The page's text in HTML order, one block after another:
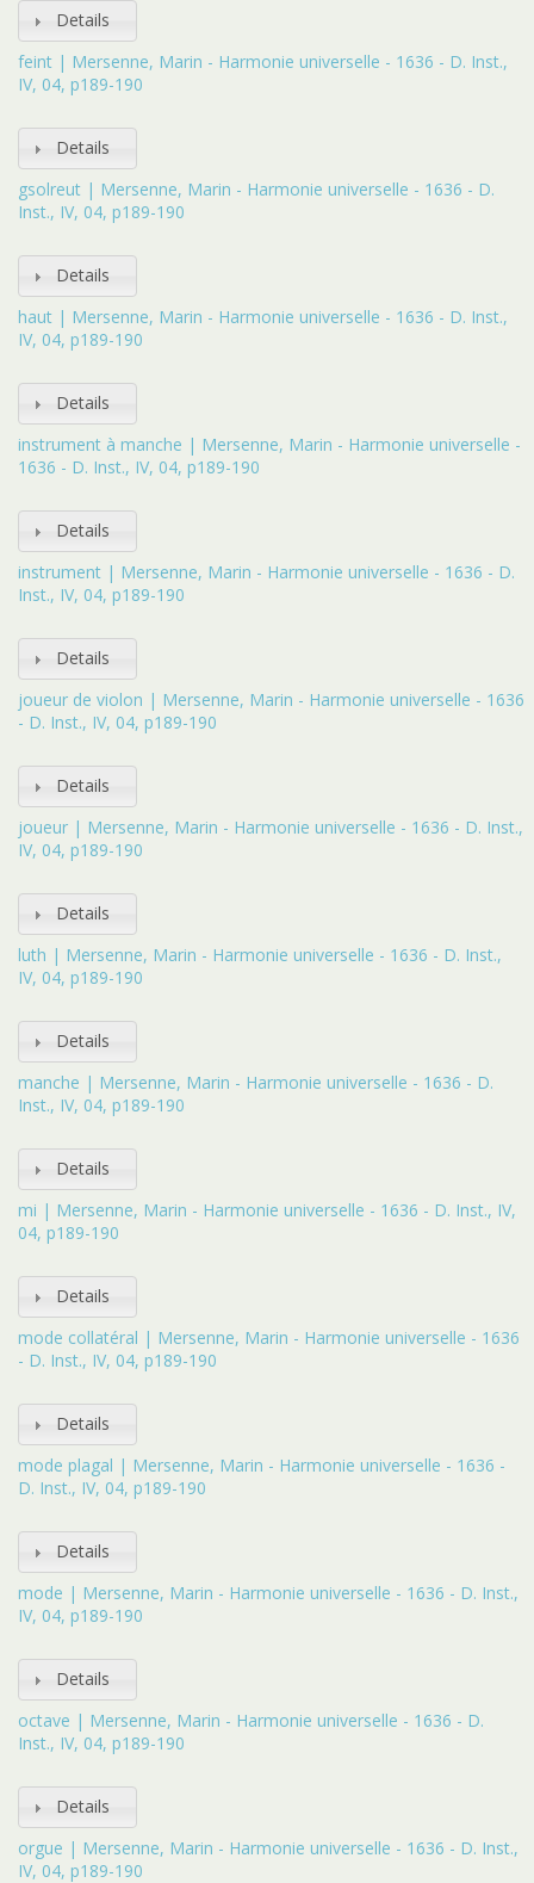
Details
feint | Mersenne, Marin - Harmonie universelle - 1636 - D. Inst.,
IV, 04, p189-190
Details
gsolreut | Mersenne, Marin - Harmonie universelle - 1636 - D.
Inst., IV, 04, p189-190
Details
haut | Mersenne, Marin - Harmonie universelle - 1636 - D. Inst.,
IV, 04, p189-190
Details
instrument à manche | Mersenne, Marin - Harmonie universelle -
1636 - D. Inst., IV, 04, p189-190
Details
instrument | Mersenne, Marin - Harmonie universelle - 1636 - D.
Inst., IV, 04, p189-190
Details
joueur de violon | Mersenne, Marin - Harmonie universelle - 1636
- D. Inst., IV, 04, p189-190
Details
joueur | Mersenne, Marin - Harmonie universelle - 1636 - D. Inst.,
IV, 04, p189-190
Details
luth | Mersenne, Marin - Harmonie universelle - 1636 - D. Inst.,
IV, 04, p189-190
Details
manche | Mersenne, Marin - Harmonie universelle - 1636 - D.
Inst., IV, 04, p189-190
Details
mi | Mersenne, Marin - Harmonie universelle - 1636 - D. Inst., IV,
04, p189-190
Details
mode collatéral | Mersenne, Marin - Harmonie universelle - 1636
- D. Inst., IV, 04, p189-190
Details
mode plagal | Mersenne, Marin - Harmonie universelle - 1636 -
D. Inst., IV, 04, p189-190
Details
mode | Mersenne, Marin - Harmonie universelle - 1636 - D. Inst.,
IV, 04, p189-190
Details
octave | Mersenne, Marin - Harmonie universelle - 1636 - D.
Inst., IV, 04, p189-190
Details
orgue | Mersenne, Marin - Harmonie universelle - 1636 - D. Inst.,
IV, 04, p189-190